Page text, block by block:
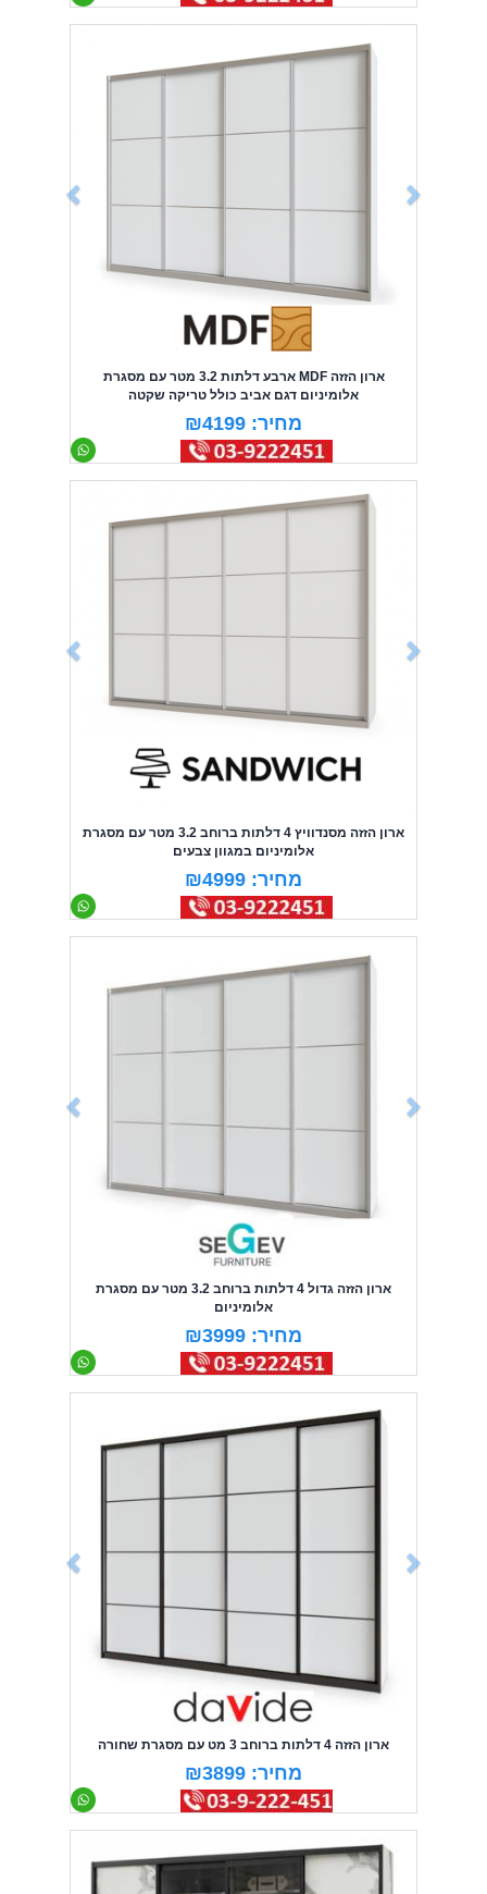
Next
ארון הזזה MDF ארבע דלתות 3.2 מטר עם מסגרת
אלומיניום דגם אביב כולל טריקה שקטה
מחיר: ₪4199
Next
ארון הזזה מסנדוויץ 4 דלתות ברוחב 3.2 מטר עם מסגרת
אלומיניום במגוון צבעים
מחיר: ₪4999
Next
ארון הזזה גדול 4 דלתות ברוחב 3.2 מטר עם מסגרת
אלומיניום
מחיר: ₪3999
Next
ארון הזזה 4 דלתות ברוחב 3 מט עם מסגרת שחורה
מחיר: ₪3899
Next